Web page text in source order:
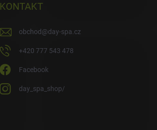
KONTAKT
obchod@day-spa.cz
+420 777 543 478
Facebook
day_spa_shop/